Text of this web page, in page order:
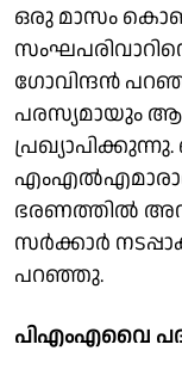
ഒരു മാസം
ഗോവിന്ദൻ
പരസ്യമായും
ഭരണത്തിൽ
സർക്കാർ
പറഞ്ഞു.
പിഎംഎവൈ